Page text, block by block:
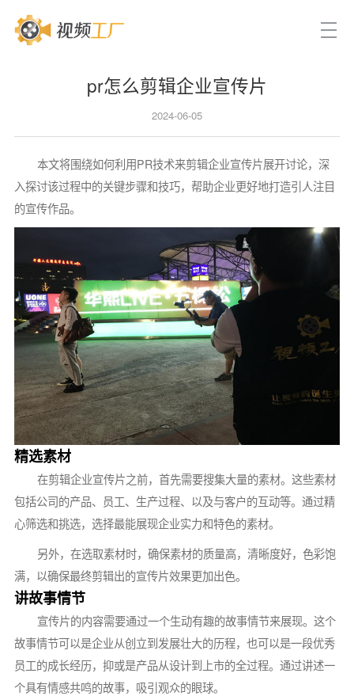
pr怎么剪辑企业宣传片
2024-06-05
本文将围绕如何利用PR技术来剪辑企业宣传片展开讨论，深
入探讨该过程中的关键步骤和技巧，帮助企业更好地打造引人注目
的宣传作品。
精选素材
在剪辑企业宣传片之前，首先需要搜集大量的素材。这些素材
包括公司的产品、员工、生产过程、以及与客户的互动等。通过精
心筛选和挑选，选择最能展现企业实力和特色的素材。
另外，在选取素材时，确保素材的质量高，清晰度好，色彩饱
满，以确保最终剪辑出的宣传片效果更加出色。
讲故事情节
宣传片的内容需要通过一个生动有趣的故事情节来展现。这个
故事情节可以是企业从创立到发展壮大的历程，也可以是一段优秀
员工的成长经历，抑或是产品从设计到上市的全过程。通过讲述一
个具有情感共鸣的故事，吸引观众的眼球。